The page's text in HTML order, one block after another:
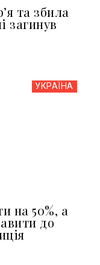
та збила
загинув
УКРАЇНА
на 50%, а
до